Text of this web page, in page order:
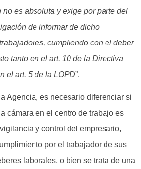
no es absoluta y exige por parte del
de informar de dicho
cumpliendo con el deber
tanto en el art. 10 de la Directiva
el art. 5 de la LOPD”.
Agencia, es necesario diferenciar si
cámara en el centro de trabajo es
y control del empresario,
por el trabajador de sus
laborales, o bien se trata de una